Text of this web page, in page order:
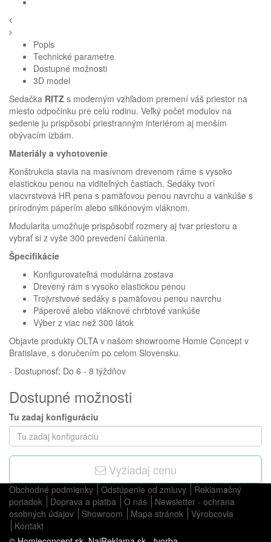
Popis
Technické parametre
Dostupné možnosti
3D model
Sedačka RITZ s moderným vzhľadom premení váš priestor na
miesto odpočinku pre celú rodinu. Veľký počet modulov na
sedenie ju prispôsobí priestranným interiérom aj menším
obývacím izbám.
Materiály a vyhotovenie
Konštrukcia stavia na masívnom drevenom ráme s vysoko
elastickou penou na viditeľných častiach. Sedáky tvorí
viacvrstvová HR pena s pamäťovou penou navrchu a vankúše s
prírodným páperím alebo silikónovým vláknom.
Modularita umožňuje prispôsobiť rozmery aj tvar priestoru a
vybrať si z vyše 300 prevedení čalúnenia.
Špecifikácie
Konfigurovateľná modulárna zostava
Drevený rám s vysoko elastickou penou
Trojvrstvové sedáky s pamäťovou penou navrchu
Páperové alebo vláknové chrbtové vankúše
Výber z viac než 300 látok
Objavte produkty OLTA v našom showroome Homie Concept v
Bratislave, s doručením po celom Slovensku.
- Dostupnosť: Do 6 - 8 týždňov
Dostupné možnosti
Tu zadaj konfiguráciu
Vyžiadaj cenu
Obchodné podmienky Odstúpenie od zmluvy
Reklamačný
poriadok
Doprava a platba O nás
Newsletter - ochrana
osobných údajov
Showroom Mapa stránok
Výrobcovia
Kontakt
Homie Asistent
ODBORNÝ PORADCA